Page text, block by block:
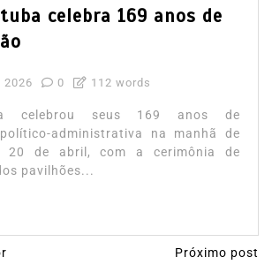
celebra 169 anos de
2026 0 112 words
celebrou seus 169 anos de
administrativa na manhã de
20 de abril, com a cerimônia de
pavilhões...
Próximo post